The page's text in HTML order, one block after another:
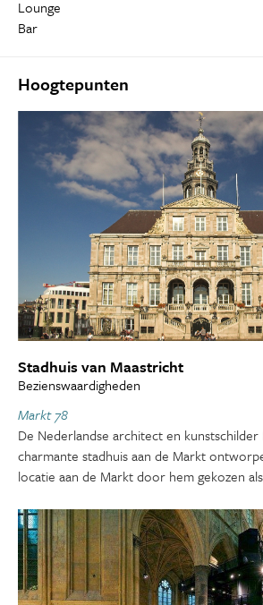
Lounge
Bar
Hoogtepunten
Stadhuis van Maastricht
Bezienswaardigheden
Markt 78
De Nederlandse architect en
charmante stadhuis aan de Markt
locatie aan de Markt door hem gekozen